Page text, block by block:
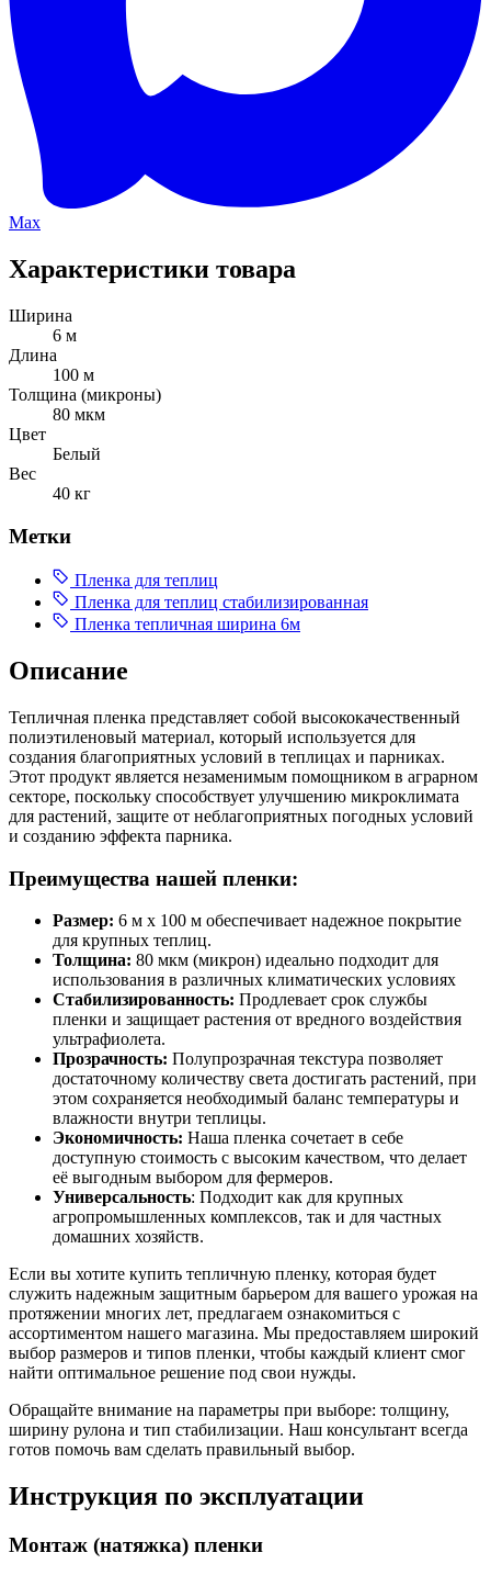
Max
Характеристики товара
Ширина
6 м
Длина
100 м
Толщина (микроны)
80 мкм
Цвет
Белый
Вес
40 кг
Метки
Пленка для теплиц
Пленка для теплиц стабилизированная
Пленка тепличная ширина 6м
Описание
Тепличная пленка представляет собой высококачественный
полиэтиленовый материал, который используется для
создания благоприятных условий в теплицах и парниках.
Этот продукт является незаменимым помощником в аграрном
секторе, поскольку способствует улучшению микроклимата
для растений, защите от неблагоприятных погодных условий
и созданию эффекта парника.
Преимущества нашей пленки:
Размер: 6 м х 100 м обеспечивает надежное покрытие
для крупных теплиц.
Толщина: 80 мкм (микрон) идеально подходит для
использования в различных климатических условиях
Стабилизированность: Продлевает срок службы
пленки и защищает растения от вредного воздействия
ультрафиолета.
Прозрачность: Полупрозрачная текстура позволяет
достаточному количеству света достигать растений, при
этом сохраняется необходимый баланс температуры и
влажности внутри теплицы.
Экономичность: Наша пленка сочетает в себе
доступную стоимость с высоким качеством, что делает
её выгодным выбором для фермеров.
Универсальность: Подходит как для крупных
агропромышленных комплексов, так и для частных
домашних хозяйств.
Если вы хотите купить тепличную пленку, которая будет
служить надежным защитным барьером для вашего урожая на
протяжении многих лет, предлагаем ознакомиться с
ассортиментом нашего магазина. Мы предоставляем широкий
выбор размеров и типов пленки, чтобы каждый клиент смог
найти оптимальное решение под свои нужды.
Обращайте внимание на параметры при выборе: толщину,
ширину рулона и тип стабилизации. Наш консультант всегда
готов помочь вам сделать правильный выбор.
Инструкция по эксплуатации
Монтаж (натяжка) пленки